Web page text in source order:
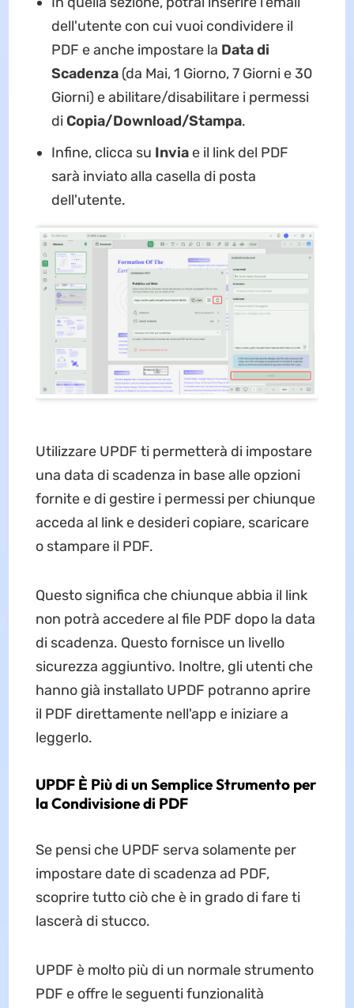
dell'utente con cui vuoi condividere il
PDF e anche impostare la Data di
Scadenza(da Mai, 1 Giorno, 7 Giorni e 30
Giorni) e abilitare/disabilitare i permessi
di Copia/Download/Stampa.
Infine, clicca su Invia e il link del PDF
sarà inviato alla casella di posta
dell'utente.
Utilizzare UPDF ti permetterà di impostare
una data di scadenza in base alle opzioni
fornite e di gestire i permessi per chiunque
acceda al link e desideri copiare, scaricare
o stampare il PDF.
Questo significa che chiunque abbia il link
non potrà accedere al file PDF dopo la data
di scadenza. Questo fornisce un livello
sicurezza aggiuntivo. Inoltre, gli utenti che
hanno già installato UPDF potranno aprire
il PDF direttamente nell'app e iniziare a
leggerlo.
UPDF È Più di un Semplice Strumento per
la Condivisione di PDF
Se pensi che UPDF serva solamente per
impostare date di scadenza ad PDF,
scoprire tutto ciò che è in grado di fare ti
lascerà di stucco.
UPDF è molto più di un normale strumento
PDF e offre le seguenti funzionalità